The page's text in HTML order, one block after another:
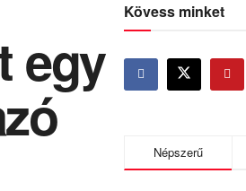
egy
Kövess minket
Népszerű